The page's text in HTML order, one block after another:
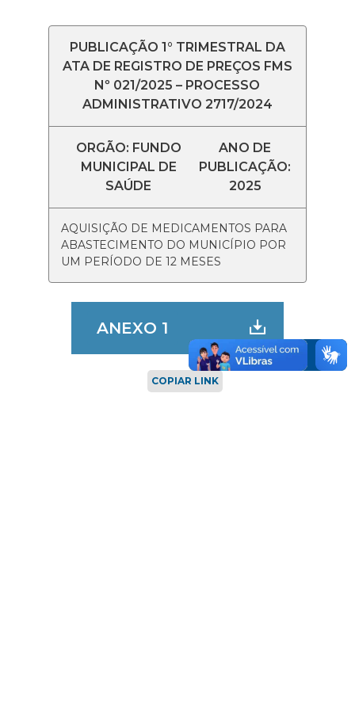
PUBLICAÇÃO 1° TRIMESTRAL DA
ATA DE REGISTRO DE PREÇOS FMS
Nº 021/2025 – PROCESSO
ADMINISTRATIVO 2717/2024
ORGÃO: FUNDO
MUNICIPAL DE
SAÚDE
ANO DE
PUBLICAÇÃO:
2025
AQUISIÇÃO DE MEDICAMENTOS PARA
ABASTECIMENTO DO MUNICÍPIO POR
UM PERÍODO DE 12 MESES
ANEXO 1
COPIAR LINK